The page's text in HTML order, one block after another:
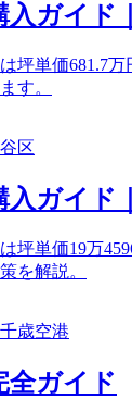
入ガイド
坪単価681.7
す。
区
入ガイド
坪単価19万
を解説。
歳空港
全ガイド